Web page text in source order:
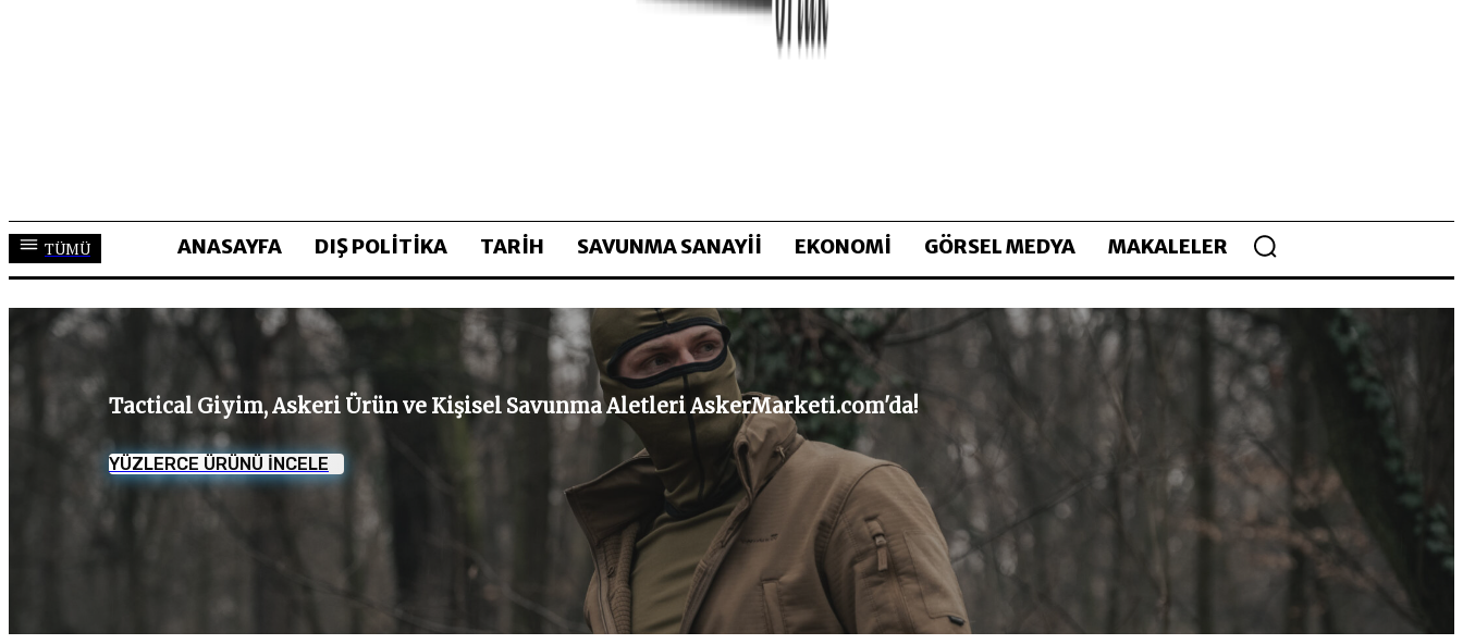
TÜMÜ ANASAYFA DIŞ POLİTİKA TARİH SAVUNMA SANAYİİ EKONOMİ GÖRSEL MEDYA MAKALELER
Tactical Giyim, Askeri Ürün ve Kişisel Savunma Aletleri AskerMarketi.com'da!
YÜZLERCE ÜRÜNÜ İNCELE